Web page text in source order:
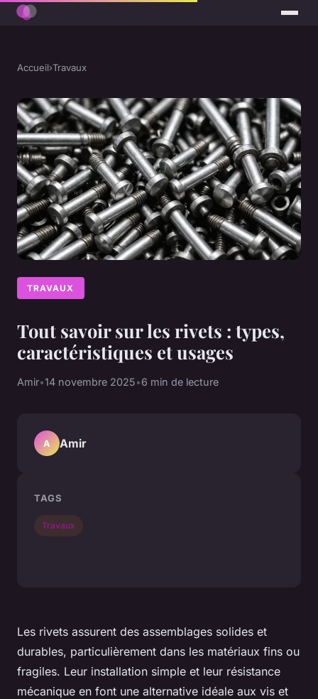
Accueil›Travaux
TRAVAUX
Tout savoir sur les rivets : types,
caractéristiques et usages
Amir•14 novembre 2025•6 min de lecture
Les rivets assurent des assemblages solides et
durables, particulièrement dans les matériaux fins ou
fragiles. Leur installation simple et leur résistance
mécanique en font une alternative idéale aux vis et
A Amir
TAGS
Travaux